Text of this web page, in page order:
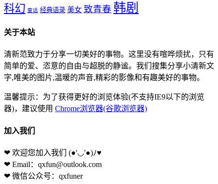
科幻 童话 经典语录 美女 致青春 韩剧
关于本站
清新范致力于分享一切美好的事物。这里没有喧哗烦扰，只有
简单的爱、恣意的自由与超脱的静谧。我们搜集分享小清新文
字,唯美的图片,温暖的声音,精彩的影像和有趣美好的事物。
温馨提示：为了获得更好的浏览体验(不支持IE9以下的浏览
器)，建议使用 Chrome浏览器(谷歌浏览器)
加入我们
❤ 欢迎您加入我们 (●'◡'●)ﾉ♥
❤ Email：qxfun@outlook.com
❤ 微信公众号：qxfuner